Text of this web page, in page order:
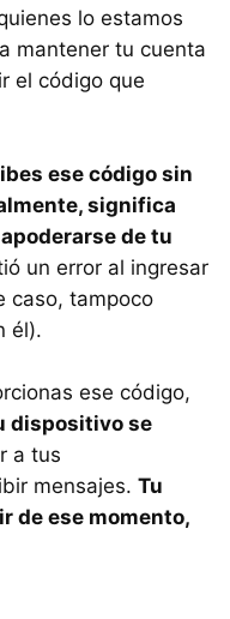
lo estamos
mantener tu cuenta
el código que
ese código sin
significa
de tu
un error al ingresar
caso, tampoco
él).
ese código,
dispositivo se
a tus
mensajes. Tu
de ese momento,